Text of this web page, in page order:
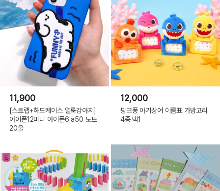
11,900
[스트랩+하드케이스 얼룩강아지]
아이폰12미니 아이폰6 a50 노트
20울
12,000
핑크퐁 아기상어 이름표 가방고리
4종 택1